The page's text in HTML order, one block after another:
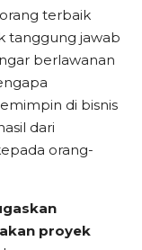
terbaik
tanggung jawab
berlawanan
di bisnis
dari
orang-
proyek